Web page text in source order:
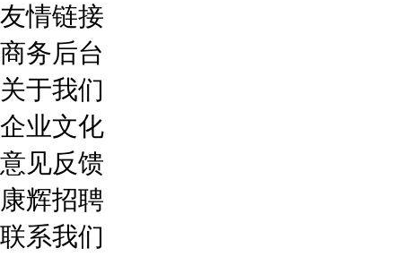
友情链接
商务后台
关于我们
企业文化
意见反馈
康辉招聘
联系我们